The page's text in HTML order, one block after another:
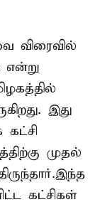
விரைவில்
இது
முதல்
கட்சிகள்